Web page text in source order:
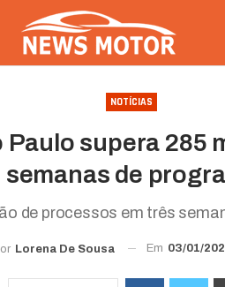
NOTÍCIAS
Paulo supera 285
semanas de
de processos em três
Lorena De Sousa Em 03/01/